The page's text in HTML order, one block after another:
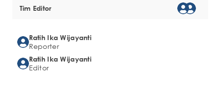
Tim Editor
Ratih Ika Wijayanti
Reporter
Ratih Ika Wijayanti
Editor